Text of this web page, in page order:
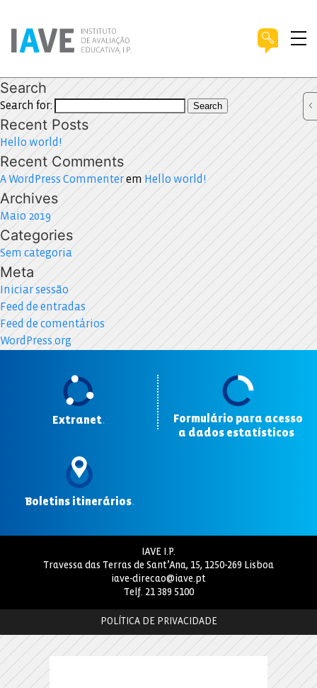
Search
Search for: Search
Recent Posts
Hello world!
Recent Comments
A WordPress Commenterem Hello world!
Archives
Maio 2019
Categories
Sem categoria
Meta
Iniciar sessão
Feed de entradas
Feed de comentários
WordPress.org
Extranet.
Formulário para acesso
a dados estatísticos
Boletins itinerários.
IAVE I.P.
Travessa das Terras de Sant’Ana, 15, 1250-269 Lisboa
iave-direcao@iave.pt
Telf. 21 389 5100
POLÍTICA DE PRIVACIDADE